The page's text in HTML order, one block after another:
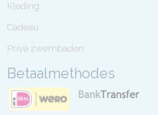
Kleding
Cadeau
Privé zwembaden
Betaalmethodes